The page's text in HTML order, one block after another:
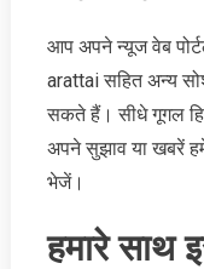
आप अपने न्‍यूज वेब
arattai सहित अन्‍य
सकते हैं। सीधे गूगल
अपने सुझाव या खबरें
भेजें।
हमारे साथ